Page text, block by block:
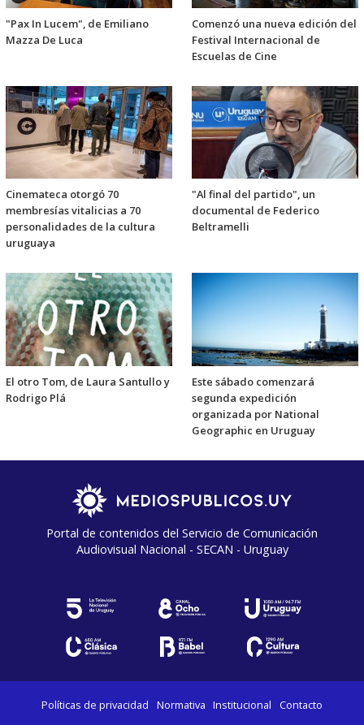
"Pax In Lucem", de Emiliano
Mazza De Luca
Comenzó una nueva edición del
Festival Internacional de
Escuelas de Cine
Cinemateca otorgó 70
membresías vitalicias a 70
personalidades de la cultura
uruguaya
"Al final del partido", un
documental de Federico
Beltramelli
El otro Tom, de Laura Santullo y
Rodrigo Plá
Este sábado comenzará
segunda expedición
organizada por National
Geographic en Uruguay
Portal de contenidos del Servicio de Comunicación
Audiovisual Nacional - SECAN - Uruguay
Políticas de privacidad Normativa Institucional Contacto